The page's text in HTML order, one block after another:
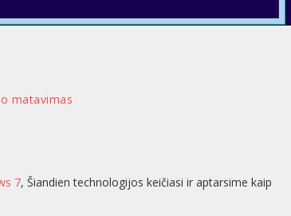
matavimas
7, Šiandien technologijos keičiasi ir aptarsime kaip